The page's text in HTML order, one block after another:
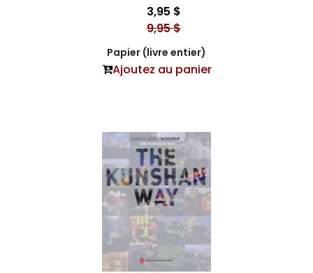
3,95 $
9,95 $
Papier (livre entier)
Ajoutez au panier